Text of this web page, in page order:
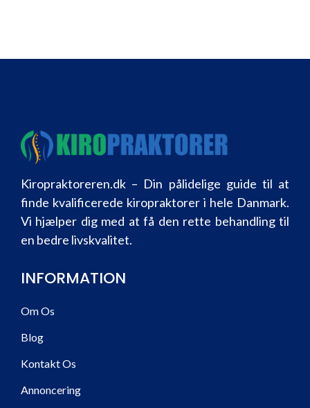
Kiropraktoreren.dk – Din pålidelige guide til at
finde kvalificerede kiropraktorer i hele Danmark.
Vi hjælper dig med at få den rette behandling til
en bedre livskvalitet.
INFORMATION
Om Os
Blog
Kontakt Os
Annoncering